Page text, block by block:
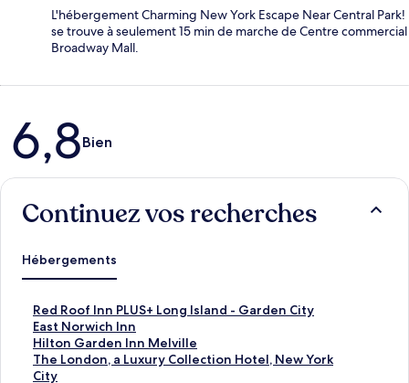
L'hébergement Charming New York Escape Near Central Park!
se trouve à seulement 15 min de marche de Centre commercial
Broadway Mall.
Avis
6,8Bien
Continuez vos recherches
Hébergements
Red Roof Inn PLUS+ Long Island - Garden City
L
i
e
n
o
East Norwich Inn
L
i
e
n
Hilton Garden Inn Melville
L
i
e
The London, a Luxury Collection Hotel, New York
City
L
i